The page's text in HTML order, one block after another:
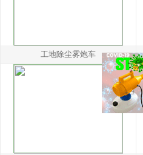
工地除尘雾炮车